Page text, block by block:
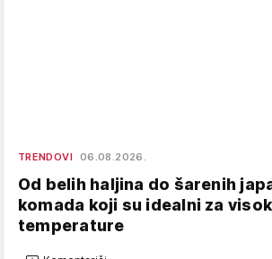
TRENDOVI 06.08.2026.
Od belih haljina do šarenih
komada koji su idealni za
temperature